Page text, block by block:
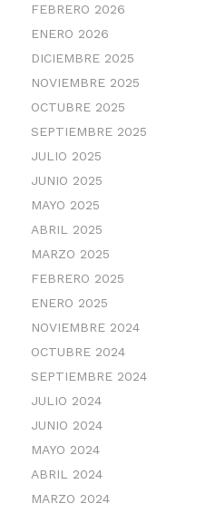
FEBRERO 2026
ENERO 2026
DICIEMBRE 2025
NOVIEMBRE 2025
OCTUBRE 2025
SEPTIEMBRE 2025
JULIO 2025
JUNIO 2025
MAYO 2025
ABRIL 2025
MARZO 2025
FEBRERO 2025
ENERO 2025
NOVIEMBRE 2024
OCTUBRE 2024
SEPTIEMBRE 2024
JULIO 2024
JUNIO 2024
MAYO 2024
ABRIL 2024
MARZO 2024